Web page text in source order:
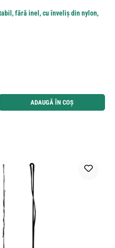
fără inel, cu înveliș din nylon,
utilizați butoanele pentru a mări sau micșora
ADAUGĂ ÎN COȘ